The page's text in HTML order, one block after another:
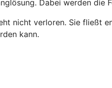
Dabei werden die
nicht verloren. Sie fließt
kann.